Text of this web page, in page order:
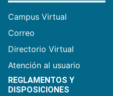
Campus Virtual
Correo
Directorio Virtual
Atención al usuario
REGLAMENTOS Y
DISPOSICIONES